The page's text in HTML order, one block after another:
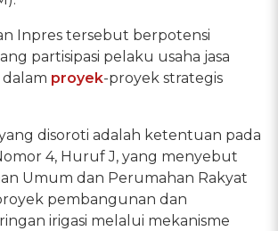
Inpres tersebut berpotensi
partisipasi pelaku usaha jasa
proyek-proyek strategis
disoroti adalah ketentuan pada
4, Huruf J, yang menyebut
Umum dan Perumahan Rakyat
pembangunan dan
irigasi melalui mekanisme